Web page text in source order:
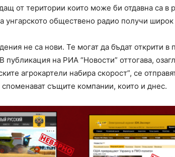
от територии които може би отдавна са в
унгарското обществено радио получи широк
не са нови. Те могат да бъдат открити
публикация на РИА “Новости” оттогава,
агрокартели набира скорост”, се
същите компании, които и днес.